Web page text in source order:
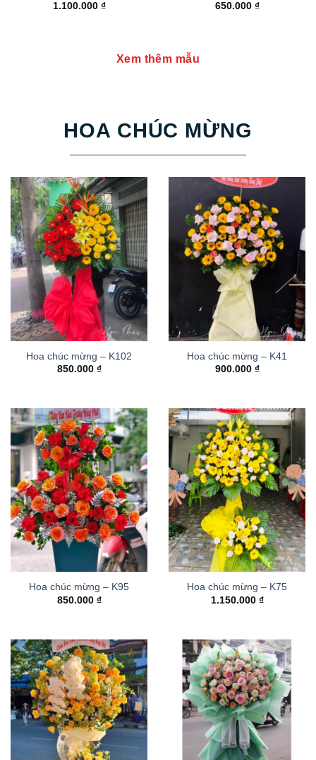
1.100.000 ₫
650.000 ₫
Xem thêm mẫu
HOA CHÚC MỪNG
Hoa chúc mừng – K102
850.000 ₫
Hoa chúc mừng – K41
900.000 ₫
Hoa chúc mừng – K95
850.000 ₫
Hoa chúc mừng – K75
1.150.000 ₫